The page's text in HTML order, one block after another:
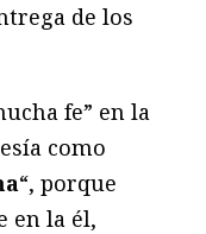
de los
fe” en la
como
“, porque
en la él,